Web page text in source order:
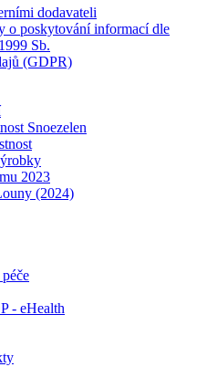
dodavateli
o poskytování informací dle
Sb.
(GDPR)
Snoezelen
2023
(2024)
- eHealth